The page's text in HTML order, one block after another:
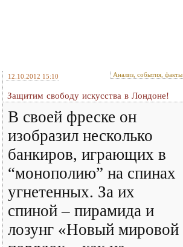
12.10.2012 15:10 Анализ, события, факты
Защитим свободу искусства в Лондоне!
В своей фреске он
изобразил несколько
банкиров, играющих в
“монополию” на спинах
угнетенных. За их
спиной – пирамида и
лозунг «Новый мировой